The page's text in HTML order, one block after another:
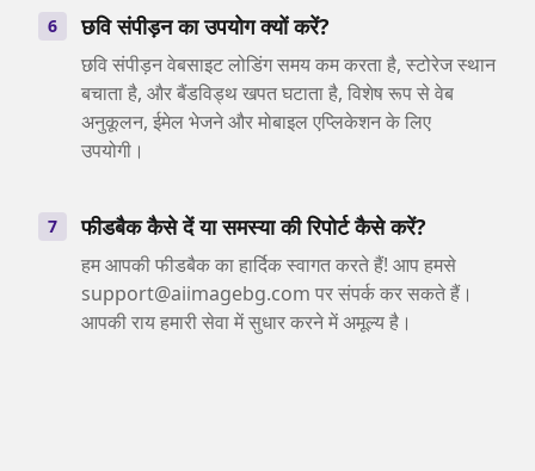
6 छवि संपीड़न का उपयोग क्यों करें?
छवि संपीड़न वेबसाइट लोडिंग समय कम करता है, स्टोरेज स्थान
बचाता है, और बैंडविड्थ खपत घटाता है, विशेष रूप से वेब
अनुकूलन, ईमेल भेजने और मोबाइल एप्लिकेशन के लिए
उपयोगी।
7 फीडबैक कैसे दें या समस्या की रिपोर्ट कैसे करें?
हम आपकी फीडबैक का हार्दिक स्वागत करते हैं! आप हमसे
support@aiimagebg.com पर संपर्क कर सकते हैं।
आपकी राय हमारी सेवा में सुधार करने में अमूल्य है।